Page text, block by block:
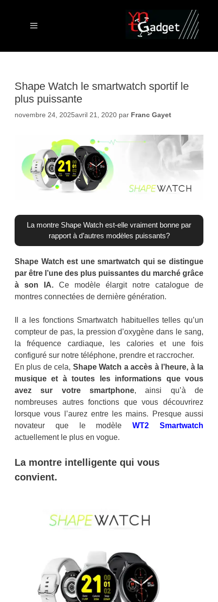
Menu
Shape Watch le smartwatch sportif le
plus puissante
novembre 24, 2025avril 21, 2020 par Franc Gayet
La montre Shape Watch est-elle vraiment bonne par
rapport à d’autres modèles puissants?
Shape Watch est une smartwatch qui se distingue
par être l’une des plus puissantes du marché grâce
à son IA. Ce modèle élargit notre catalogue de
montres connectées de dernière génération.
Il a les fonctions Smartwatch habituelles telles qu’un
compteur de pas, la pression d’oxygène dans le sang,
la fréquence cardiaque, les calories et une fois
configuré sur notre téléphone, prendre et raccrocher.
En plus de cela, Shape Watch a accès à l’heure, à la
musique et à toutes les informations que vous
avez sur votre smartphone, ainsi qu’à de
nombreuses autres fonctions que vous découvrirez
lorsque vous l’aurez entre les mains. Presque aussi
novateur que le modèleWT2 Smartwatch
actuellement le plus en vogue.
La montre intelligente qui vous
convient.